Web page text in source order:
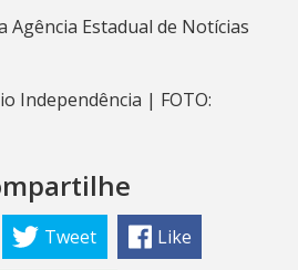
Agência Estadual de Notícias
Independência | FOTO:
Tweet Like